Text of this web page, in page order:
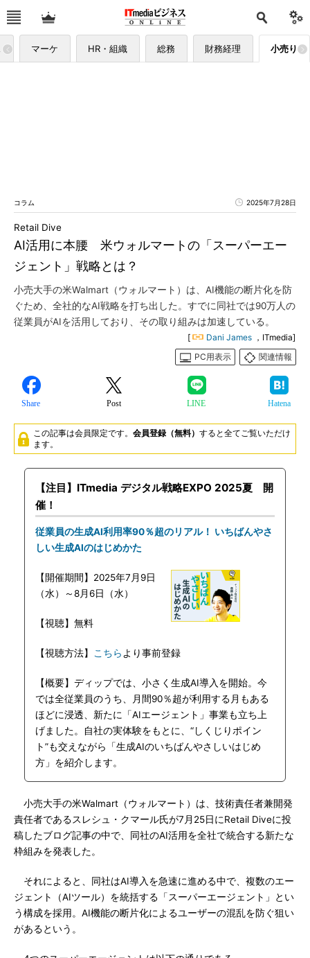
マーケ HR・組織 総務 財務経理 小売り
コラム 2025年7月28日
AI活用に本腰 米ウォルマートの「スーパーエー
ジェント」戦略とは？
Retail Dive
小売大手の米Walmart（ウォルマート）は、AI機能の断片化を防
ぐため、全社的なAI戦略を打ち出した。すでに同社では90万人の
従業員がAIを活用しており、その取り組みは加速している。
[ Dani James ，ITmedia]
PC用表示
関連情報
Share Post LINE Hatena
この記事は会員限定です。 会員登録（無料） すると全てご覧いただけ
ます。
【注目】ITmedia デジタル戦略EXPO 2025夏 開
催！
従業員の生成AI利用率90％超のリアル！ いちばんやさ
しい生成AIのはじめかた
【開催期間】2025年7月9日
（水）～8月6日（水）
【視聴】無料
【視聴方法】 こちら より事前登録
【概要】ディップでは、小さく生成AI導入を開始。今
では全従業員のうち、月間90％超が利用する月もある
ほどに浸透、新たに「AIエージェント」事業も立ち上
げました。自社の実体験をもとに、“しくじりポイン
ト”も交えながら「生成AIのいちばんやさしいはじめ
方」を紹介します。
小売大手の米Walmart（ウォルマート）は、技術責任者兼開発
責任者であるスレシュ・クマール氏が7月25日にRetail Diveに投
稿したブログ記事の中で、同社のAI活用を全社で統合する新たな
枠組みを発表した。
それによると、同社はAI導入を急速に進める中で、複数のエー
ジェント（AIツール）を統括する「スーパーエージェント」とい
う構成を採用。AI機能の断片化によるユーザーの混乱を防ぐ狙い
があるという。